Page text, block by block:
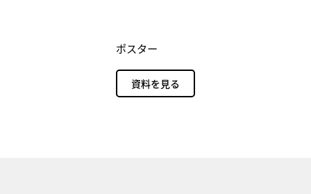
ポスター
資料を見る